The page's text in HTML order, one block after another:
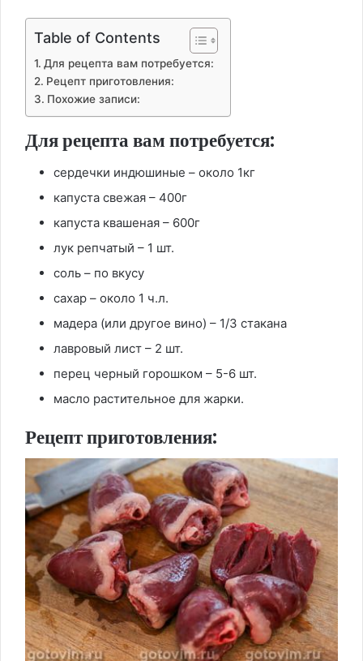
Table of Contents
Для рецепта вам потребуется:
Рецепт приготовления:
Похожие записи:
Для рецепта вам потребуется:
сердечки индюшиные – около 1кг
капуста свежая – 400г
капуста квашеная – 600г
лук репчатый – 1 шт.
соль – по вкусу
сахар – около 1 ч.л.
мадера (или другое вино) – 1/3 стакана
лавровый лист – 2 шт.
перец черный горошком – 5-6 шт.
масло растительное для жарки.
Рецепт приготовления: